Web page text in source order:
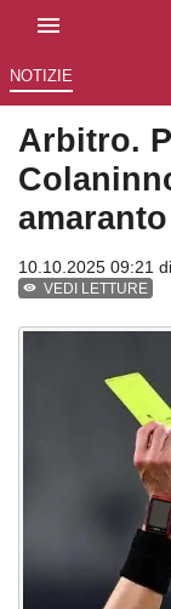
NOTIZIE
Arbitro.
10.10.2025 09:21 di
VEDI LETTURE